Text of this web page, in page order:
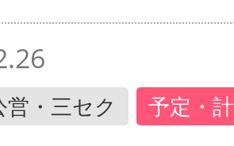
営・三セク 予定・